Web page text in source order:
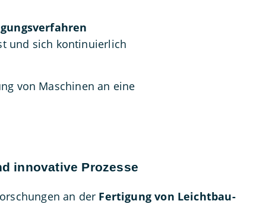
und sich kontinuierlich
von Maschinen an eine
innovative Prozesse
an der Fertigung von Leichtbau-